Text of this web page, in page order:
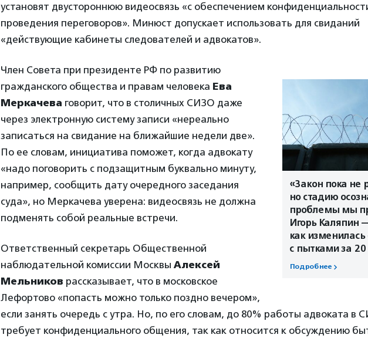
установят двустороннюю видеосвязь «с обеспечением
проведения переговоров». Минюст допускает использовать для свиданий
«действующие кабинеты следователей и адвокатов».
«Закон пока не
но стадию
проблемы мы
Игорь Каляпин
как изменилась
с пытками за 20
Подробнее
Член Совета при президенте РФ по развитию
гражданского общества и правам человека Ева
Меркачева говорит, что в столичных СИЗО даже
через электронную систему записи «нереально
записаться на свидание на ближайшие недели две».
По ее словам, инициатива поможет, когда адвокату
«надо поговорить с подзащитным буквально минуту,
например, сообщить дату очередного заседания
суда», но Меркачева уверена: видеосвязь не должна
подменять собой реальные встречи.
Ответственный секретарь Общественной
наблюдательной комиссии Москвы Алексей
Мельников рассказывает, что в московское
Лефортово «попасть можно только поздно вечером»,
если занять очередь с утра. Но, по его словам, до 80% работы адвоката в
требует конфиденциального общения, так как относится к обсуждению